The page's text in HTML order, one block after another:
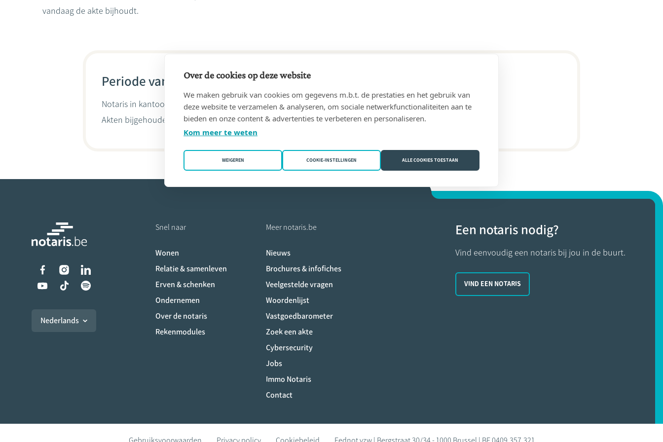
vandaag de akte bijhoudt.
Periode van 29/07/1971 tot 29/10/2002
Notaris in kantoor LAMBOTTE, Julie(4540 Amay)
Akten bijgehouden doorFabienne Houmard
Liens vers les réseaux sociaux
Nederlands
Snel naar
Wonen
Relatie & samenleven
Erven & schenken
Ondernemen
Over de notaris
Rekenmodules
Meer notaris.be
Nieuws
Brochures & infofiches
Veelgestelde vragen
Woordenlijst
Vastgoedbarometer
Zoek een akte
Cybersecurity
Jobs
Immo Notaris
Contact
Een notaris nodig?
Vind eenvoudig een notaris bij jou in de buurt.
VIND EEN NOTARIS
Over de cookies op deze website
We maken gebruik van cookies om gegevens m.b.t. de prestaties en het gebruik van
deze website te verzamelen & analyseren, om sociale netwerkfunctionaliteiten aan te
bieden en onze content & advertenties te verbeteren en personaliseren.
Kom meer te weten
WEIGEREN COOKIE-INSTELLINGEN ALLE COOKIES TOESTAAN